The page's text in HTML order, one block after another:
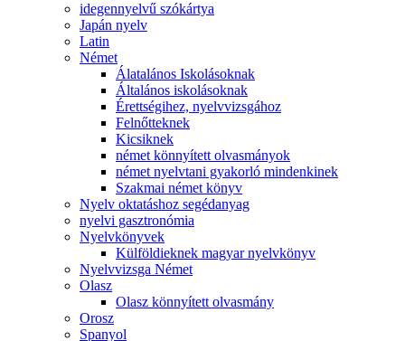
idegennyelvű szókártya
Japán nyelv
Latin
Német
Álatalános Iskolásoknak
Általános iskolásoknak
Érettségihez, nyelvvizsgához
Felnőtteknek
Kicsiknek
német könnyített olvasmányok
német nyelvtani gyakorló mindenkinek
Szakmai német könyv
Nyelv oktatáshoz segédanyag
nyelvi gasztronómia
Nyelvkönyvek
Külföldieknek magyar nyelvkönyv
Nyelvvizsga Német
Olasz
Olasz könnyített olvasmány
Orosz
Spanyol